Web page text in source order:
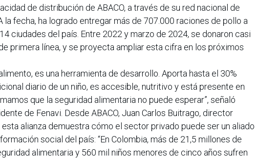
de distribución de ABACO, a través de su red nacional de
la fecha, ha logrado entregar más de 707.000 raciones de pollo a
ciudades del país. Entre 2022 y marzo de 2024, se donaron casi
primera línea, y se proyecta ampliar esta cifra en los próximos
es una herramienta de desarrollo. Aporta hasta el 30%
diario de un niño, es accesible, nutritivo y está presente en
que la seguridad alimentaria no puede esperar”, señaló
de Fenavi. Desde ABACO, Juan Carlos Buitrago, director
alianza demuestra cómo el sector privado puede ser un aliado
social del país: “En Colombia, más de 21,5 millones de
alimentaria y 560 mil niños menores de cinco años sufren